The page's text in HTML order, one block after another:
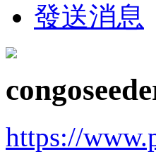
發送消息
https://